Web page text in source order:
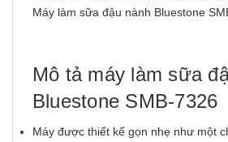
Máy làm sữa đậu nành Bluestone
Mô tả máy làm sữa
Bluestone SMB-7326
Máy được thiết kế gọn nhẹ như một